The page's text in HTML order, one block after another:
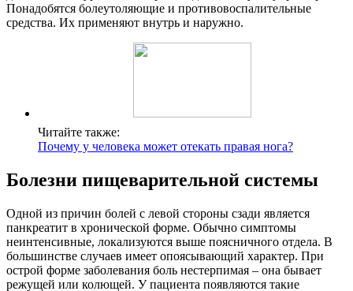
Понадобятся болеутоляющие и противовоспалительные
средства. Их применяют внутрь и наружно.
Читайте также:
Почему у человека может отекать правая нога?
Болезни пищеварительной системы
Одной из причин болей с левой стороны сзади является
панкреатит в хронической форме. Обычно симптомы
неинтенсивные, локализуются выше поясничного отдела. В
большинстве случаев имеет опоясывающий характер. При
острой форме заболевания боль нестерпимая – она бывает
режущей или колющей. У пациента появляются такие